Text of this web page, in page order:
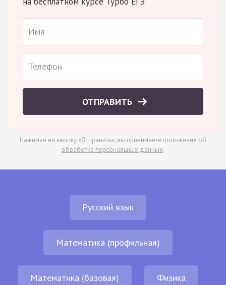
ОТПРАВИТЬ
Нажимая на кнопку «Отправить», вы принимаете положение об
обработке персональных данных.
Русский язык
Математика (профильная)
Математика (базовая) Физика